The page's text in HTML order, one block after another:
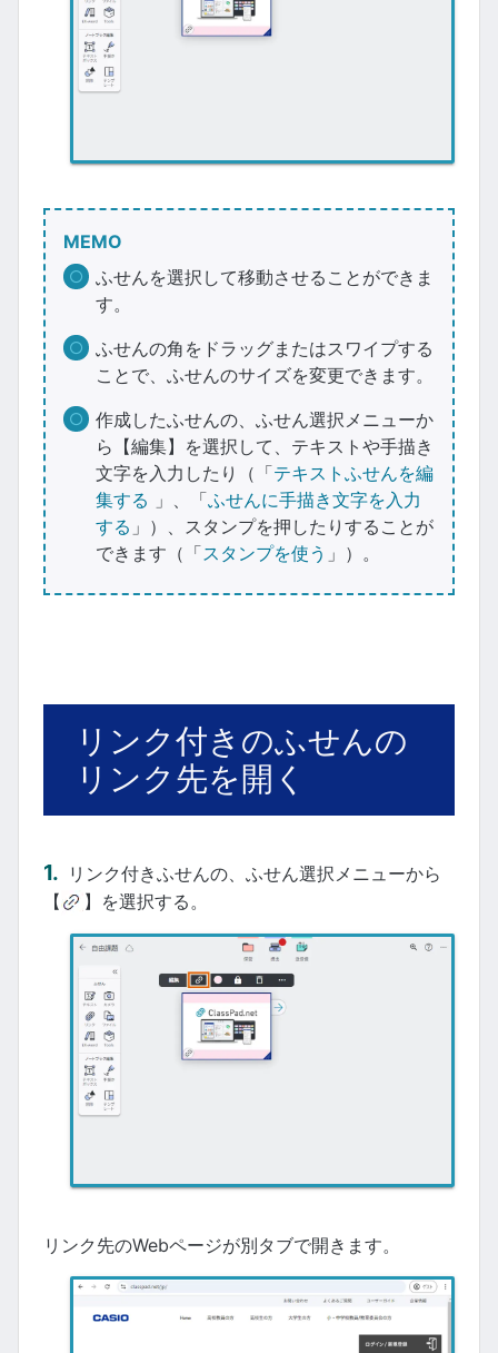
MEMO
ふせんを選択して移動させることができま
す。
ふせんの角をドラッグまたはスワイプする
ことで、ふせんのサイズを変更できます。
作成したふせんの、ふせん選択メニューか
ら【編集】を選択して、テキストや手描き
文字を入力したり（「テキストふせんを編
集する
」、「ふせんに手描き文字を入力
する 」）、スタンプを押したりすることが
できます（「スタンプを使う 」）。
リンク付きのふせんの
リンク先を開く
リンク付きふせんの、ふせん選択メニューから
【
】を選択する。
リンク先のWebページが別タブで開きます。